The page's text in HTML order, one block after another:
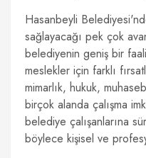
Hasanbeyli
sağlayacağı pek çok
belediyenin geniş bir
meslekler için farklı
mimarlık, hukuk,
birçok alanda çalışma
belediye çalışanlarına
böylece kişisel ve